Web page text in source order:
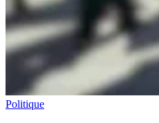
Politique